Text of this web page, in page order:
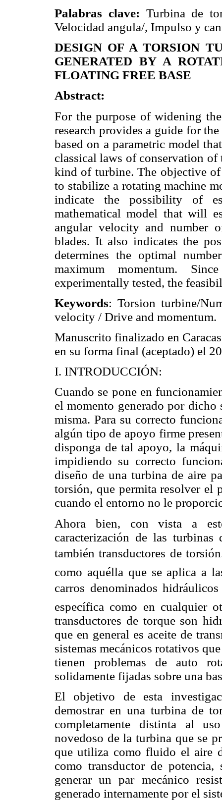
Palabras clave: Turbina de
Velocidad angula/, Impulso y
DESIGN OF A TORSION
GENERATED BY A
FLOATING FREE BASE
Abstract:
For the purpose of widening
research provides a guide for
based on a parametric model
classical laws of conservation
kind of turbine. The objective
to stabilize a rotating machine
indicate the possibility of
mathematical model that will
angular velocity and number
blades. It also indicates the
determines the optimal
maximum momentum.
experimentally tested, the
Keywords: Torsion turbine/
velocity / Drive and momentum.
Manuscrito finalizado en
en su forma final (aceptado) el
I. INTRODUCCIÓN:
Cuando se pone en
el momento generado por dicho
misma. Para su correcto
algún tipo de apoyo firme
disponga de tal apoyo, la
impidiendo su correcto
diseño de una turbina de aire
torsión, que permita resolver el
cuando el entorno no le
Ahora bien, con vista a
caracterización de las turbinas
también transductores de
como aquélla que se aplica a
carros denominados
específica como en cualquier
transductores de torque son
que en general es aceite de
sistemas mecánicos rotativos
tienen problemas de auto
solidamente fijadas sobre una
El objetivo de esta
demostrar en una turbina de
completamente distinta al
novedoso de la turbina que se
que utiliza como fluido el aire
como transductor de
generar un par mecánico
generado internamente por el